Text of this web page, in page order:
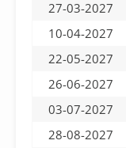
27-03-2027
10-04-2027
22-05-2027
26-06-2027
03-07-2027
28-08-2027